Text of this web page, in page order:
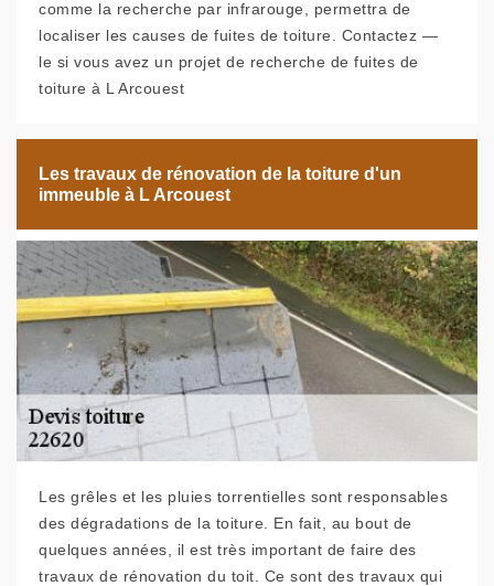
comme la recherche par infrarouge, permettra de
localiser les causes de fuites de toiture. Contactez —
le si vous avez un projet de recherche de fuites de
toiture à L Arcouest
Les travaux de rénovation de la toiture d'un
immeuble à L Arcouest
Les grêles et les pluies torrentielles sont responsables
des dégradations de la toiture. En fait, au bout de
quelques années, il est très important de faire des
travaux de rénovation du toit. Ce sont des travaux qui